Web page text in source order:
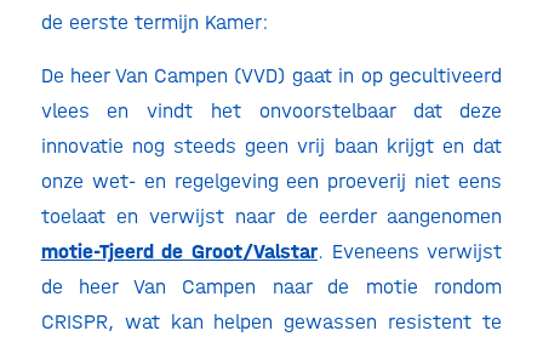
de eerste termijn Kamer:
De heer Van Campen (VVD) gaat in op gecultiveerd
vlees en vindt het onvoorstelbaar dat deze
innovatie nog steeds geen vrij baan krijgt en dat
onze wet- en regelgeving een proeverij niet eens
toelaat en verwijst naar de eerder aangenomen
motie-Tjeerd de Groot/Valstar. Eveneens verwijst
de heer Van Campen naar de motie rondom
CRISPR, wat kan helpen gewassen resistent te